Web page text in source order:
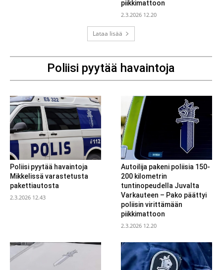
piikkimattoon
2.3.2026 12.20
Lataa lisää
Poliisi pyytää havaintoja
Poliisi pyytää havaintoja
Mikkelissä varastetusta
pakettiautosta
2.3.2026 12.43
Autoilija pakeni poliisia 150-
200 kilometrin
tuntinopeudella Juvalta
Varkauteen – Pako päättyi
poliisin virittämään
piikkimattoon
2.3.2026 12.20